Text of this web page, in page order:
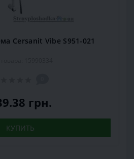
Cersanit Vibe S951-021
грн.
КУПИТЬ